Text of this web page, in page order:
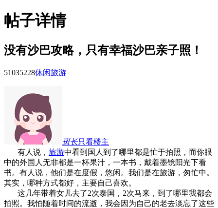
帖子详情
没有沙巴攻略，只有幸福沙巴亲子照！
51035228休闲旅游
斑长只看楼主
有人说， 旅游中看到国人到了哪里都是忙于拍照，而你眼
中的外国人无非都是一杯果汁，一本书，戴着墨镜阳光下看
书。有人说，他们是在度假，悠闲。我们是在旅游，匆忙中。
其实，哪种方式都好，主要自己喜欢。
这几年带着女儿去了2次泰国，2次马来，到了哪里我都会
拍照。我怕随着时间的流逝，我会因为自己的老去淡忘了这些